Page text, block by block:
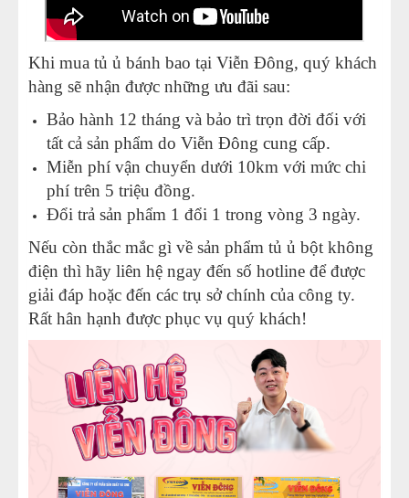
Khi mua tủ ủ bánh bao tại Viễn Đông, quý khách
hàng sẽ nhận được những ưu đãi sau:
Bảo hành 12 tháng và bảo trì trọn đời đối với
tất cả sản phẩm do Viễn Đông cung cấp.
Miễn phí vận chuyển dưới 10km với mức chi
phí trên 5 triệu đồng.
Đổi trả sản phẩm 1 đổi 1 trong vòng 3 ngày.
Nếu còn thắc mắc gì về sản phẩm tủ ủ bột không
điện thì hãy liên hệ ngay đến số hotline để được
giải đáp hoặc đến các trụ sở chính của công ty.
Rất hân hạnh được phục vụ quý khách!